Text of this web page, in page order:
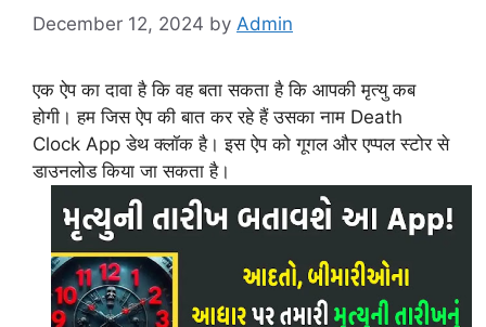
December 12, 2024 by Admin
एक ऐप का दावा है कि वह बता सकता है कि आपकी मृत्यु कब
होगी। हम जिस ऐप की बात कर रहे हैं उसका नाम Death
Clock App डेथ क्लॉक है। इस ऐप को गूगल और एप्पल स्टोर से
डाउनलोड किया जा सकता है।